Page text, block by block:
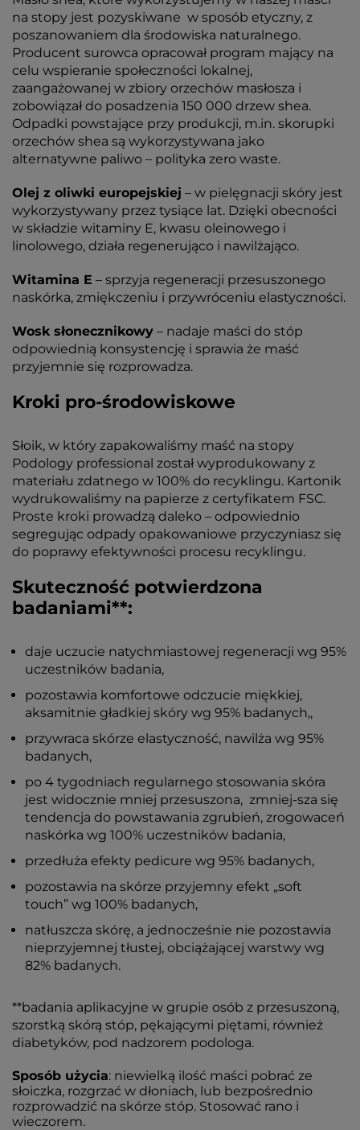
na stopy jest pozyskiwane w sposób etyczny, z
poszanowaniem dla środowiska naturalnego.
Producent surowca opracował program mający na
celu wspieranie społeczności lokalnej,
zaangażowanej w zbiory orzechów masłosza i
zobowiązał do posadzenia 150 000 drzew shea.
Odpadki powstające przy produkcji, m.in. skorupki
orzechów shea są wykorzystywana jako
alternatywne paliwo – polityka zero waste.
Olej z oliwki europejskiej – w pielęgnacji skóry jest
wykorzystywany przez tysiące lat. Dzięki obecności
w składzie witaminy E, kwasu oleinowego i
linolowego, działa regenerująco i nawilżająco.
Witamina E – sprzyja regeneracji przesuszonego
naskórka, zmiękczeniu i przywróceniu elastyczności.
Wosk słonecznikowy – nadaje maści do stóp
odpowiednią konsystencję i sprawia że maść
przyjemnie się rozprowadza.
Kroki pro-środowiskowe
Słoik, w który zapakowaliśmy maść na stopy
Podology professional został wyprodukowany z
materiału zdatnego w 100% do recyklingu. Kartonik
wydrukowaliśmy na papierze z certyfikatem FSC.
Proste kroki prowadzą daleko – odpowiednio
segregując odpady opakowaniowe przyczyniasz się
do poprawy efektywności procesu recyklingu.
Skuteczność potwierdzona
badaniami**:
daje uczucie natychmiastowej regeneracji wg 95%
uczestników badania,
pozostawia komfortowe odczucie miękkiej,
aksamitnie gładkiej skóry wg 95% badanych,,
przywraca skórze elastyczność, nawilża wg 95%
badanych,
po 4 tygodniach regularnego stosowania skóra
jest widocznie mniej przesuszona, zmniej-sza się
tendencja do powstawania zgrubień, zrogowaceń
naskórka wg 100% uczestników badania,
przedłuża efekty pedicure wg 95% badanych,
pozostawia na skórze przyjemny efekt „soft
touch” wg 100% badanych,
natłuszcza skórę, a jednocześnie nie pozostawia
nieprzyjemnej tłustej, obciążającej warstwy wg
82% badanych.
**badania aplikacyjne w grupie osób z przesuszoną,
szorstką skórą stóp, pękającymi piętami, również
diabetyków, pod nadzorem podologa.
Sposób użycia: niewielką ilość maści pobrać ze
słoiczka, rozgrzać w dłoniach, lub bezpośrednio
rozprowadzić na skórze stóp. Stosować rano i
wieczorem.